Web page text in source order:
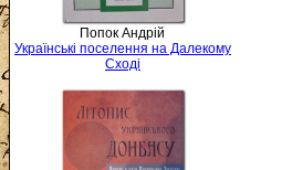
Попок Андрій
Українські поселення на Далекому
Сході